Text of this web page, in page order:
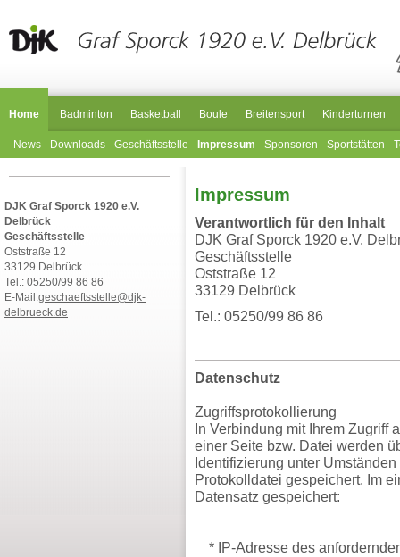
Home Badminton Basketball Boule Breitensport Kinderturnen
News Downloads Geschäftsstelle Impressum Sponsoren Sportstätten
DJK Graf Sporck 1920 e.V.
Delbrück
Geschäftsstelle
Oststraße 12
33129 Delbrück
Tel.: 05250/99 86 86
E-Mail:geschaeftsstelle@djk-
delbrueck.de
Impressum
Verantwortlich für den Inhalt
DJK Graf Sporck 1920 e.V.
Geschäftsstelle
Oststraße 12
33129 Delbrück
Tel.: 05250/99 86 86
Datenschutz
Zugriffsprotokollierung
In Verbindung mit Ihrem Zugriff
einer Seite bzw. Datei werden
Identifizierung unter
Protokolldatei gespeichert. Im
Datensatz gespeichert:
* IP-Adresse des